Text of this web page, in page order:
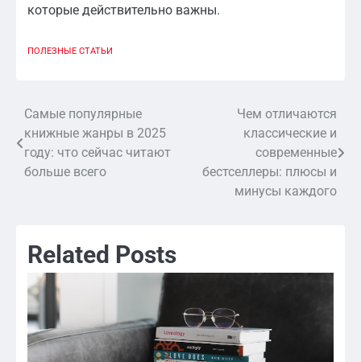
которые действительно важны.
ПОЛЕЗНЫЕ СТАТЬИ
Навигация
по
записям
Самые популярные
книжные жанры в 2025
году: что сейчас читают
больше всего
Чем отличаются
классические и
современные
бестселлеры: плюсы и
минусы каждого
Related Posts